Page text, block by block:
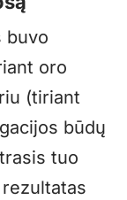
buvo
oro
(tiriant
būdų
tuo